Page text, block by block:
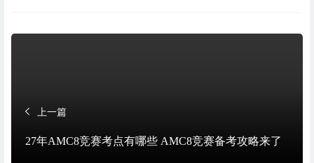
上一篇
27年AMC8竞赛考点有哪些 AMC8竞赛备考攻略来了